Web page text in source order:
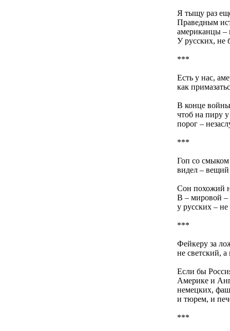
Я тыщу раз
Праведным
американцы –
У русских, не
***
Есть у нас,
как
В конце войны
чтоб на пиру
порог –
***
Гоп со
видел –
Сон похожий
В – мировой –
у русских –
***
Фейкеру за
не светский,
Если бы
Америке и
немецких,
и тюрем, и
***